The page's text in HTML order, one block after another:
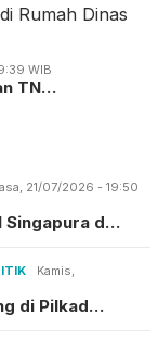
WIB
TN…
21/07/2026 - 19:50
Singapura d…
Kamis,
di Pilkad…